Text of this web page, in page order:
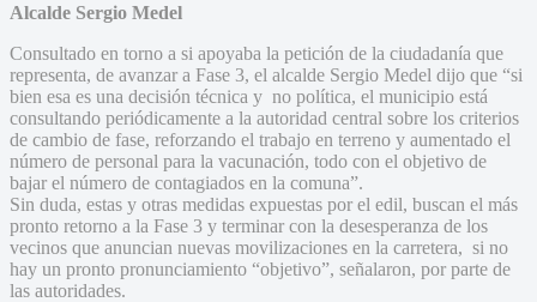
Alcalde Sergio Medel
Consultado en torno a si apoyaba la petición de la ciudadanía que
representa, de avanzar a Fase 3, el alcalde Sergio Medel dijo que “si
bien esa es una decisión técnica y no política, el municipio está
consultando periódicamente a la autoridad central sobre los criterios
de cambio de fase, reforzando el trabajo en terreno y aumentado el
número de personal para la vacunación, todo con el objetivo de
bajar el número de contagiados en la comuna”.
Sin duda, estas y otras medidas expuestas por el edil, buscan el más
pronto retorno a la Fase 3 y terminar con la desesperanza de los
vecinos que anuncian nuevas movilizaciones en la carretera, si no
hay un pronto pronunciamiento “objetivo”, señalaron, por parte de
las autoridades.